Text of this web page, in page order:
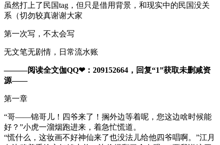
虽然打上了民国tag，但只是借用背景，和现实中的民国没关
系（切勿较真谢谢大家
第一次写，不太会写
无文笔无剧情，日常流水账
———阅读全文伽QQ❤：209152664，回复“1”获取未删减资
源—​​​​—
第一章
“哥——锦哥儿！四爷来了！搁外边等着呢，您这边啥时候能
好？”小虎一溜烟跑进来，着急忙慌道。
“慌什么，这妆画不好神仙来了也没法儿给他四爷唱啊。”江月